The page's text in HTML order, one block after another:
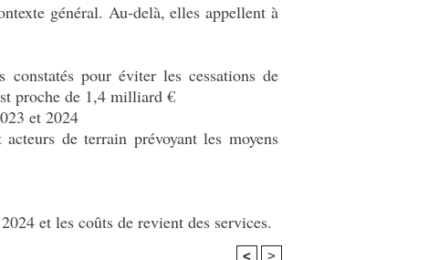
général. Au-delà, elles appellent à
pour éviter les cessations de
proche de 1,4 milliard €
et 2024
de terrain prévoyant les moyens
et les coûts de revient des services.
< >